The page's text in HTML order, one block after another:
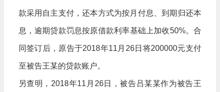
款采用自主支付，还本方式为按月付息、到期归还本
息，逾期贷款罚息按原借款利率基础上加收50%。合
同签订后，原告于2018年11月26日将200000元支付
至被告王某的贷款账户。
另查明，2018年11月26日，被告吕某某作为被告王